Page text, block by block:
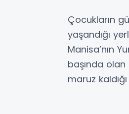
Çocukların
yaşandığı
Manisa’nın
başında olan
maruz